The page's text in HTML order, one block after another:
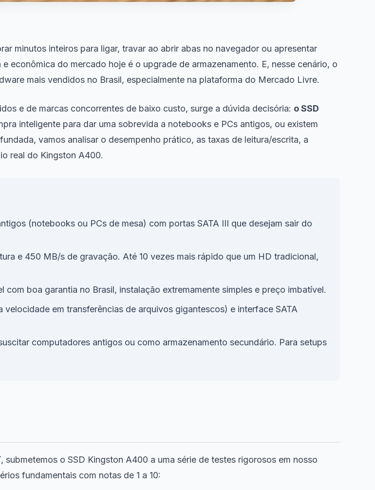
minutos inteiros para ligar, travar ao abrir abas no navegador ou apresentar
econômica do mercado hoje é o upgrade de armazenamento. E, nesse cenário, o
mais vendidos no Brasil, especialmente na plataforma do Mercado Livre.
e de marcas concorrentes de baixo custo, surge a dúvida decisória: o SSD
inteligente para dar uma sobrevida a notebooks e PCs antigos, ou existem
vamos analisar o desempenho prático, as taxas de leitura/escrita, a
real do Kingston A400.
(notebooks ou PCs de mesa) com portas SATA III que desejam sair do
e 450 MB/s de gravação. Até 10 vezes mais rápido que um HD tradicional,
com boa garantia no Brasil, instalação extremamente simples e preço imbatível.
em transferências de arquivos gigantescos) e interface SATA
computadores antigos ou como armazenamento secundário. Para setups
o SSD Kingston A400 a uma série de testes rigorosos em nosso
fundamentais com notas de 1 a 10: